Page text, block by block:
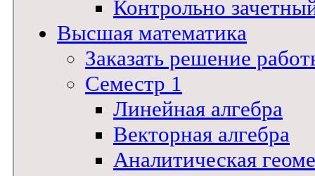
Контрольно
Высшая математика
Заказать решение
Семестр 1
Линейная алгебра
Векторная алгебра
Аналитическая